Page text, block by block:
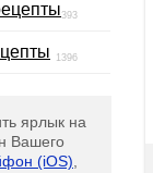
393
1396
ярлык на
Вашего
(iOS)